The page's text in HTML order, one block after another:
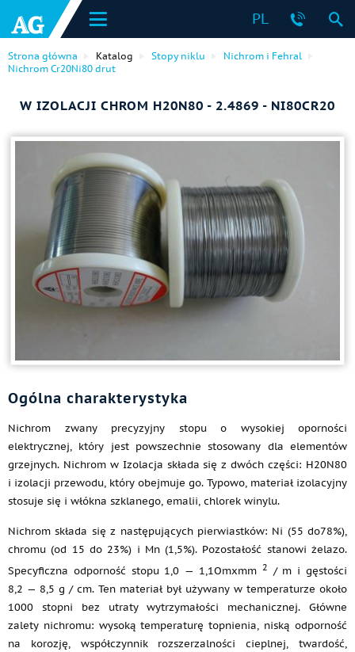
PL
Strona główna Katalog Stopy niklu
Nichrom i Fehral
Nichrom Cr20Ni80 drut
W IZOLACJI CHROM H20N80 - 2.4869 - NI80CR20
Ogólna charakterystyka
Nichrom zwany precyzyjny stopu o wysokiej oporności
elektrycznej, który jest powszechnie stosowany dla elementów
grzejnych. Nichrom w Izolacja składa się z dwóch części: H20N80
i izolacji przewodu, który obejmuje go. Typowo, materiał izolacyjny
stosuje się i włókna szklanego, emalii, chlorek winylu.
Nichrom składa się z następujących pierwiastków: Ni (55 do78%),
chromu (od 15 do 23%) i Mn (1,5%). Pozostałość stanowi żelazo.
Specyficzna odporność stopu 1,0 — 1,1Omxmm 2 / m i gęstości
8,2 — 8,5 g / cm. Ten materiał był używany w temperaturze około
1000 stopni bez utraty wytrzymałości mechanicznej. Główne
zalety nichromu: wysoką temperaturę topnienia, niską odporność
na korozję, współczynnik rozszerzalności cieplnej, twardość,